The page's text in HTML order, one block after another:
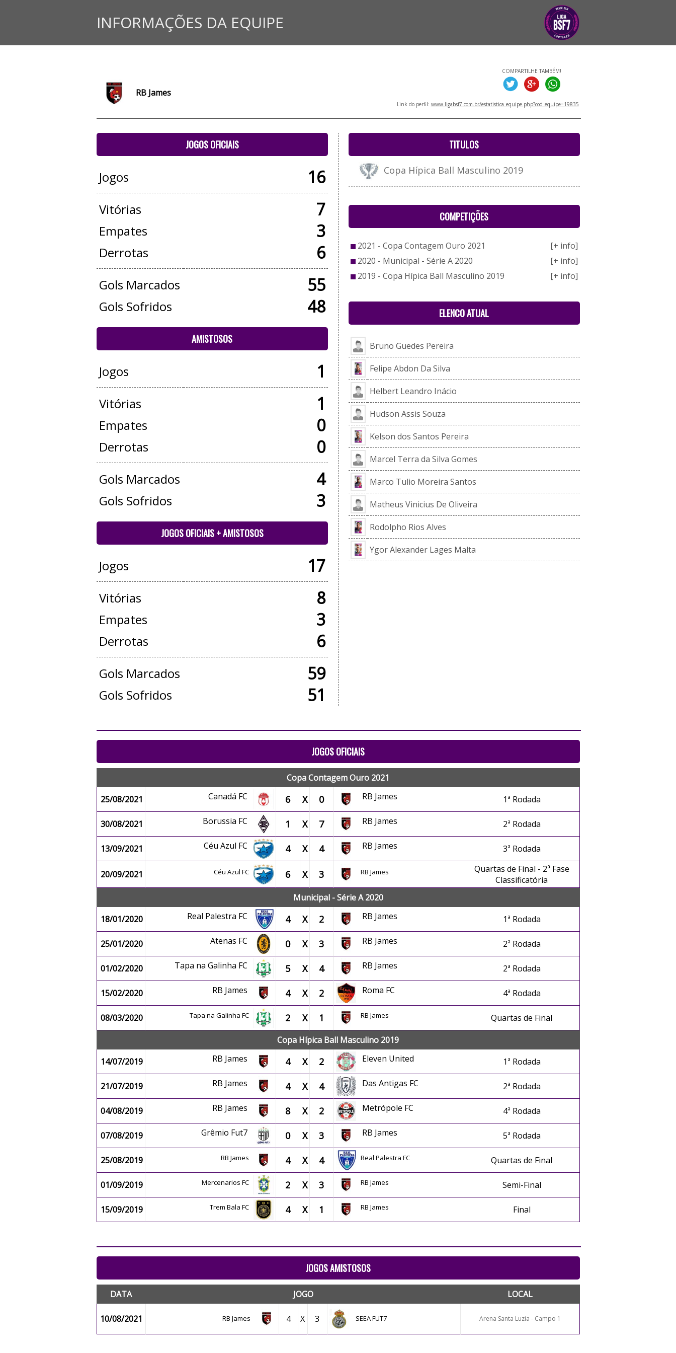
INFORMAÇÕES DA EQUIPE
RB James
COMPARTILHE TAMBÉM!
Link do perfil: www.ligabsf7.com.br/estatistica_equipe.php?cod_equipe=19835
JOGOS OFICIAIS
Jogos 16
Vitórias 7
Empates 3
Derrotas 6
Gols Marcados 55
Gols Sofridos 48
AMISTOSOS
Jogos 1
Vitórias 1
Empates 0
Derrotas 0
Gols Marcados 4
Gols Sofridos 3
JOGOS OFICIAIS + AMISTOSOS
Jogos 17
Vitórias 8
Empates 3
Derrotas 6
Gols Marcados 59
Gols Sofridos 51
TITULOS
Copa Hípica Ball Masculino 2019
COMPETIÇÕES
2021 - Copa Contagem Ouro 2021
[+ info]
2020 - Municipal - Série A 2020
[+ info]
2019 - Copa Hípica Ball Masculino 2019
[+ info]
ELENCO ATUAL
Bruno Guedes Pereira
Felipe Abdon Da Silva
Helbert Leandro Inácio
Hudson Assis Souza
Kelson dos Santos Pereira
Marcel Terra da Silva Gomes
Marco Tulio Moreira Santos
Matheus Vinicius De Oliveira
Rodolpho Rios Alves
Ygor Alexander Lages Malta
JOGOS OFICIAIS
Copa Contagem Ouro 2021
25/08/2021
Canadá FC 6 X 0 RB James 1ª Rodada
30/08/2021 Borussia FC 1 X 7 RB James 2ª Rodada
13/09/2021 Céu Azul FC 4 X 4 RB James 3ª Rodada
20/09/2021 Céu Azul FC 6 X 3 RB James
Quartas de Final - 2ª Fase
Classificatória
Municipal - Série A 2020
18/01/2020
Real Palestra FC 4 X 2 RB James 1ª Rodada
25/01/2020 Atenas FC 0 X 3 RB James 2ª Rodada
01/02/2020 Tapa na Galinha FC 5 X 4 RB James 2ª Rodada
15/02/2020 RB James 4 X 2 Roma FC 4ª Rodada
08/03/2020 Tapa na Galinha FC 2 X 1 RB James
Quartas de Final
Copa Hípica Ball Masculino 2019
14/07/2019
RB James 4 X 2 Eleven United 1ª Rodada
21/07/2019 RB James 4 X 4 Das Antigas FC 2ª Rodada
04/08/2019 RB James 8 X 2 Metrópole FC 4ª Rodada
07/08/2019 Grêmio Fut7 0 X 3 RB James 5ª Rodada
25/08/2019 RB James 4 X 4 Real Palestra FC Quartas de Final
01/09/2019 Mercenarios FC 2 X 3 RB James Semi-Final
15/09/2019 Trem Bala FC 4 X 1 RB James Final
JOGOS AMISTOSOS
DATA JOGO LOCAL
10/08/2021 RB James 4 X 3 SEEA FUT7 Arena Santa Luzia - Campo 1